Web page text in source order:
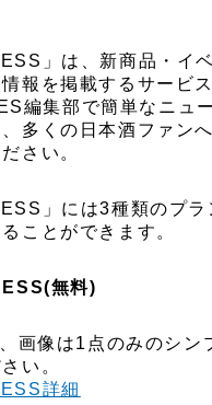
」は、新商品・イ
報を掲載するサービ
編集部で簡単なニュ
多くの日本酒ファン
さい。
」には3種類のプ
ことができます。
無料)
画像は1点のみのシン
い。
詳細